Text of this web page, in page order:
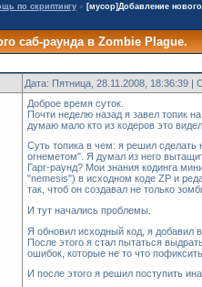
по скриптингу » [мусор]Добавление
саб-раунда в Zombie Plague.
Дата: Пятница, 28.11.2008, 18:36:39
Доброе время суток.
Почти неделю назад я завел топик
думаю мало кто из кодеров это
Суть топика в чем: я решил сделать
огнеметом". Я думал из него
Гарг-раунд? Мои знания кодинга
"nemesis") в исходном коде ZP и
так, чтоб он создавал не только
И тут начались проблемы.
Я обновил исходный код, я добавил
После этого я стал пытаться
ошибок, которые не то что
И после этого я решил поступить